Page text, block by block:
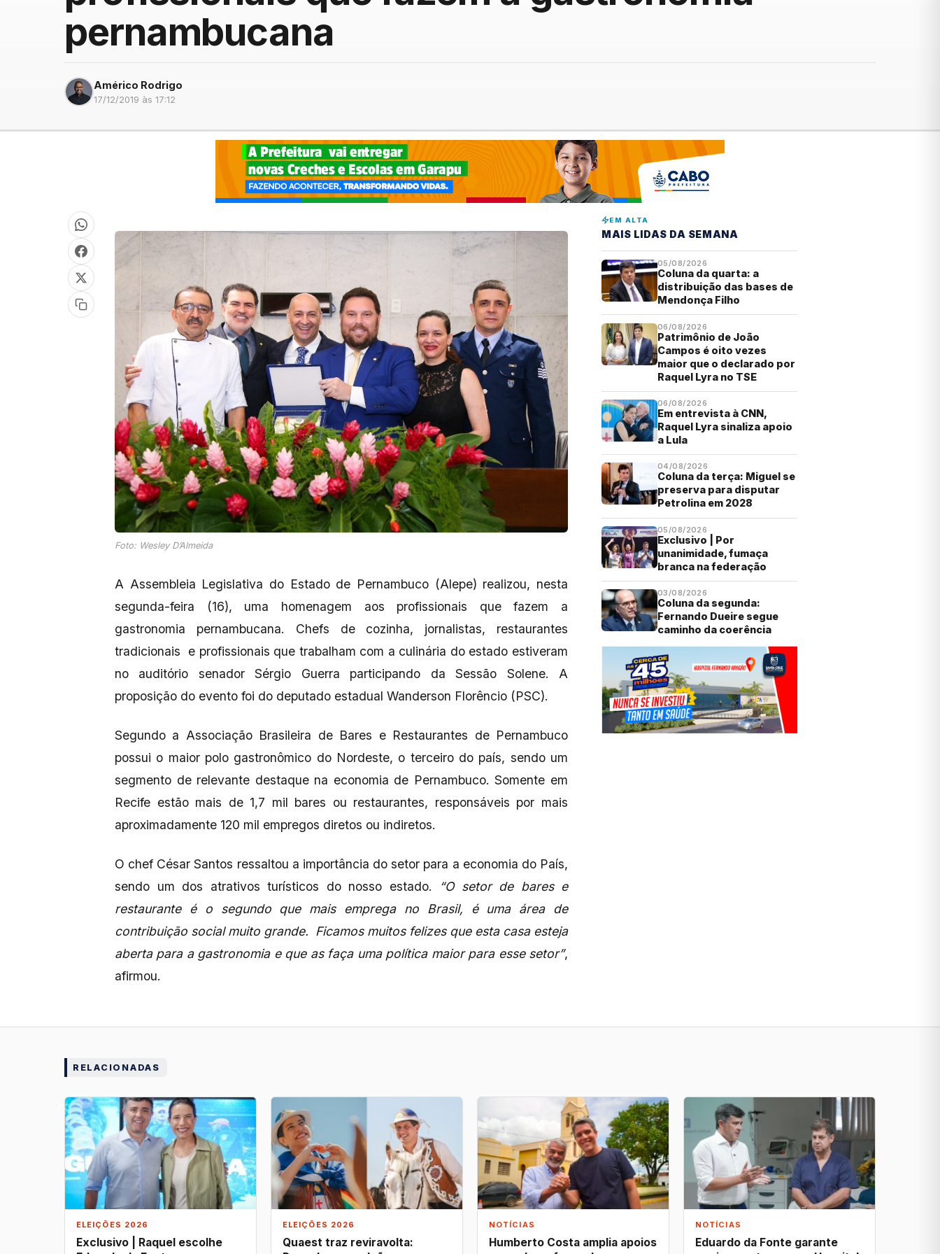
pernambucana
Américo Rodrigo
17/12/2019 às 17:12
Foto: Wesley D’Almeida
A Assembleia Legislativa do Estado de Pernambuco (Alepe) realizou, nesta
segunda-feira (16), uma homenagem aos profissionais que fazem a
gastronomia pernambucana. Chefs de cozinha, jornalistas, restaurantes
tradicionais e profissionais que trabalham com a culinária do estado estiveram
no auditório senador Sérgio Guerra participando da Sessão Solene. A
proposição do evento foi do deputado estadual Wanderson Florêncio (PSC).
Segundo a Associação Brasileira de Bares e Restaurantes de Pernambuco
possui o maior polo gastronômico do Nordeste, o terceiro do país, sendo um
segmento de relevante destaque na economia de Pernambuco. Somente em
Recife estão mais de 1,7 mil bares ou restaurantes, responsáveis por mais
aproximadamente 120 mil empregos diretos ou indiretos.
O chef César Santos ressaltou a importância do setor para a economia do País,
sendo um dos atrativos turísticos do nosso estado.
“O setor de bares e
restaurante é o segundo que mais emprega no Brasil, é uma área de
contribuição social muito grande. Ficamos muitos felizes que esta casa esteja
aberta para a gastronomia e que as faça uma política maior para esse setor”,
afirmou.
EM ALTA
MAIS LIDAS DA SEMANA
05/08/2026
Coluna da quarta: a
distribuição das bases de
Mendonça Filho
06/08/2026
Patrimônio de João
Campos é oito vezes
maior que o declarado por
Raquel Lyra no TSE
06/08/2026
Em entrevista à CNN,
Raquel Lyra sinaliza apoio
a Lula
04/08/2026
Coluna da terça: Miguel se
preserva para disputar
Petrolina em 2028
05/08/2026
Exclusivo | Por
unanimidade, fumaça
branca na federação
03/08/2026
Coluna da segunda:
Fernando Dueire segue
caminho da coerência
RELACIONADAS
ELEIÇÕES 2026
Exclusivo | Raquel escolhe
ELEIÇÕES 2026
Quaest traz reviravolta:
NOTÍCIAS
Humberto Costa amplia apoios
NOTÍCIAS
Eduardo da Fonte garante